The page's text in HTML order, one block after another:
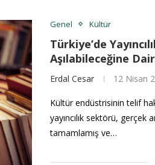
Genel Kültür
Türkiye’de
Aşılabileceğine
Erdal Cesar 12 Nisan
Kültür endüstrisinin telif
yayıncılık sektörü,
tamamlamış ve…